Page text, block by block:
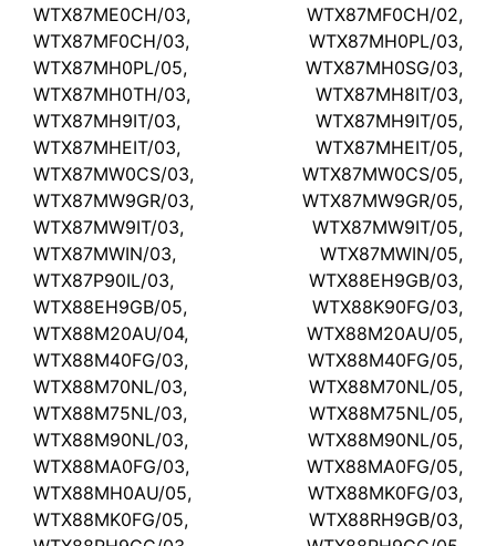
WTX87ME0CH/03, WTX87MF0CH/02,
WTX87MF0CH/03, WTX87MH0PL/03,
WTX87MH0PL/05, WTX87MH0SG/03,
WTX87MH0TH/03, WTX87MH8IT/03,
WTX87MH9IT/03, WTX87MH9IT/05,
WTX87MHEIT/03, WTX87MHEIT/05,
WTX87MW0CS/03, WTX87MW0CS/05,
WTX87MW9GR/03, WTX87MW9GR/05,
WTX87MW9IT/03, WTX87MW9IT/05,
WTX87MWIN/03, WTX87MWIN/05,
WTX87P90IL/03, WTX88EH9GB/03,
WTX88EH9GB/05, WTX88K90FG/03,
WTX88M20AU/04, WTX88M20AU/05,
WTX88M40FG/03, WTX88M40FG/05,
WTX88M70NL/03, WTX88M70NL/05,
WTX88M75NL/03, WTX88M75NL/05,
WTX88M90NL/03, WTX88M90NL/05,
WTX88MA0FG/03, WTX88MA0FG/05,
WTX88MH0AU/05, WTX88MK0FG/03,
WTX88MK0FG/05, WTX88RH9GB/03,